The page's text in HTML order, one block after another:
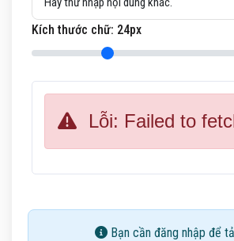
Kích thước chữ: 24px
Lỗi: Failed to
Bạn cần đăng nhập để